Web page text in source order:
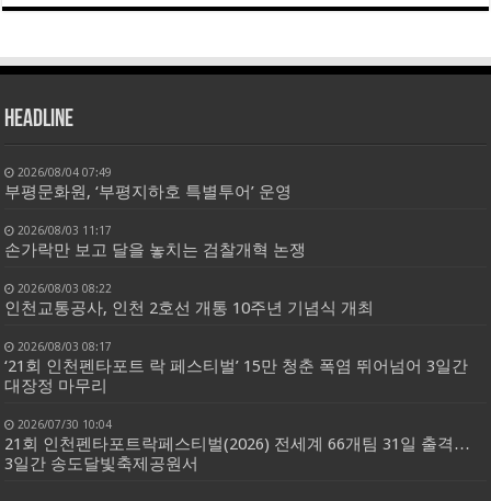
HEADLINE
2026/08/04 07:49
부평문화원, ‘부평지하호 특별투어’ 운영
2026/08/03 11:17
손가락만 보고 달을 놓치는 검찰개혁 논쟁
2026/08/03 08:22
인천교통공사, 인천 2호선 개통 10주년 기념식 개최
2026/08/03 08:17
‘21회 인천펜타포트 락 페스티벌’ 15만 청춘 폭염 뛰어넘어 3일간
대장정 마무리
2026/07/30 10:04
21회 인천펜타포트락페스티벌(2026) 전세계 66개팀 31일 출격…
3일간 송도달빛축제공원서